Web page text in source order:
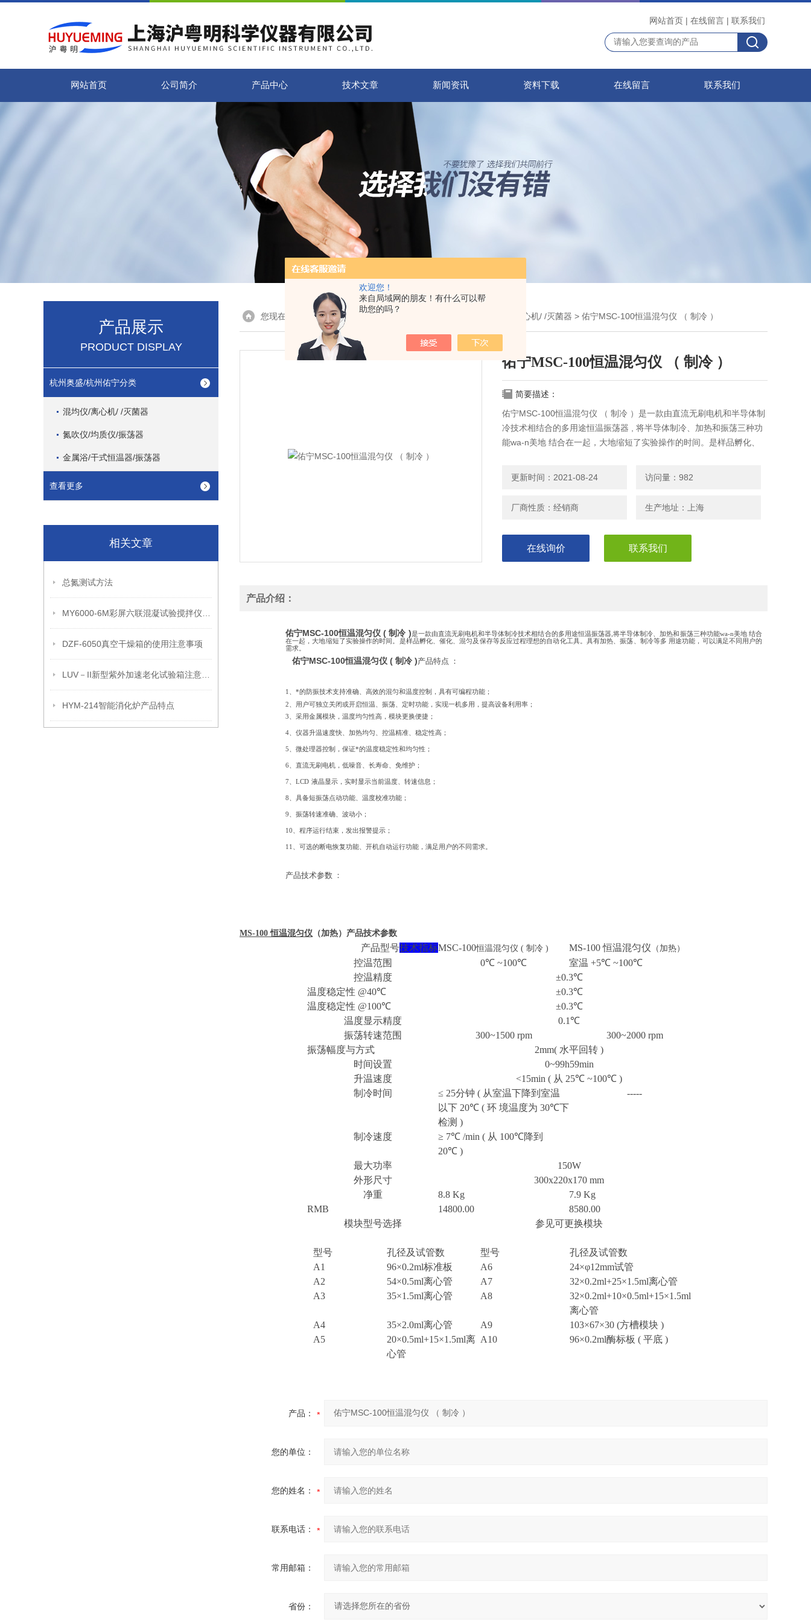
欢迎您！
来自局域网的朋友！有什么可以帮
助您的吗？
网站首页 | 在线留言 | 联系我们
网站首页 公司简介 产品中心 技术文章 新闻资讯 资料下载 在线留言 联系我们
产品展示
PRODUCT DISPLAY
杭州奥盛/杭州佑宁分类
混均仪/离心机/ /灭菌器
氮吹仪/均质仪/振荡器
金属浴/干式恒温器/振荡器
查看更多
相关文章
总氮测试方法
DZF-6050真空干燥箱的使用注意事项
HYM-214智能消化炉产品特点
您现在的位置：首页> 产品展示 > 杭州奥盛/杭州佑宁分类 混均仪/离心机/ /灭菌器 > 佑宁MSC-100恒温混匀仪 （ 制冷 ）
佑宁MSC-100恒温混匀仪 （ 制冷 ）
简要描述：
佑宁MSC-100恒温混匀仪 （ 制冷 ）是一款由直流无刷电机和半导体制
冷技术相结合的多用途恒温振荡器 , 将半导体制冷、加热和振荡三种功
能wa-n美地 结合在一起，大地缩短了实验操作的时间。是样品孵化、
冷等多 用途功能，可以满足不同用户的需求。
更新时间：2021-08-24 访问量：982
厂商性质：经销商 生产地址：上海
在线询价 联系我们
产品介绍：
佑宁MSC-100恒温混匀仪 ( 制冷 )是一款由直流无刷电机和半导体制冷技术相结合的多用途恒温振荡器 ,将半导体制冷 、加热和振荡三种功能wa-n美地 结合
在一起 ，大地缩短了实验操作的时间 是样品孵化、催化 、混匀及保存等反应过程理想的自动化工具。具有加热 、振荡 制冷等多 用途功能，可以满足不同用户的
需求。
佑宁MSC-100恒温混匀仪 ( 制冷 )产品特点 ：
1、*的防振技术支持准确、高效的混匀和温度控制，具有可编程功能；
2、用户可独立关闭或开启恒温、振荡、定时功能，实现一机多用，提高设备利用率；
3、采用金属模块，温度均匀性高，模块更换便捷；
4、仪器升温速度快、加热均匀、控温精准、稳定性高；
5、微处理器控制，保证*的温度稳定性和均匀性；
6、直流无刷电机，低噪音、长寿命、免维护；
7、LCD 液晶显示，实时显示当前温度、转速信息；
8、具备短振荡点动功能、温度校准功能；
9、振荡转速准确、波动小；
10、程序运行结束，发出报警提示；
11、可选的断电恢复功能、开机自动运行功能，满足用户的不同需求。
产品技术参数 ：
MS-100恒温混匀仪 （加热）产品技术参数
产品型号技术指标MSC-100恒温混匀仪 ( 制冷 ) MS-100恒温混匀仪 （加热）
控温范围 0℃ ~100℃ 室温 +5℃ ~100℃
控温精度
±0.3℃
温度稳定性 @40℃ ±0.3℃
温度稳定性 @100℃ ±0.3℃
温度显示精度
0.1 ℃
振荡转速范围
300~1500 rpm
300~2000 rpm
振荡幅度与方式
2mm( 水平回转 )
时间设置
0~99h59min
升温速度
<15min ( 从 25℃ ~100℃ )
制冷时间
≤ 25分钟 ( 从室温下降到室温
以下 20℃ ( 环 境温度为 30℃下
检测 )
-----
制冷速度 ≥ 7℃ /min ( 从 100℃降到
20℃ )
最大功率
150W
外形尺寸
300x220x170 mm
净重
8.8 Kg
7.9 Kg
RMB
14800.00
8580.00
模块型号选择
参见可更换模块
型号 孔径及试管数 型号
孔径及试管数
A1
96×0.2ml标准板 A6 24×φ12mm试管
A2
54×0.5ml离心管 A7 32×0.2ml+25×1.5ml离心管
A3
35×1.5ml离心管 A8
32×0.2ml+10×0.5ml+15×1.5ml
离心管
A4
35×2.0ml离心管 A9 103×67×30 (方槽模块 )
A5
20×0.5ml+15×1.5ml离
心管
A10 96×0.2ml酶标板 ( 平底 )
产品：
您的单位：
您的姓名：
联系电话：
常用邮箱：
省份：